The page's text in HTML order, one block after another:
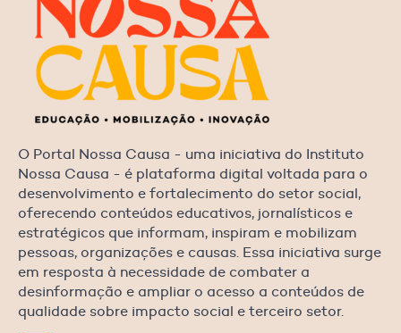
O Portal Nossa Causa - uma iniciativa do Instituto
Nossa Causa - é plataforma digital voltada para o
desenvolvimento e fortalecimento do setor social,
oferecendo conteúdos educativos, jornalísticos e
estratégicos que informam, inspiram e mobilizam
pessoas, organizações e causas. Essa iniciativa surge
em resposta à necessidade de combater a
desinformação e ampliar o acesso a conteúdos de
qualidade sobre impacto social e terceiro setor.